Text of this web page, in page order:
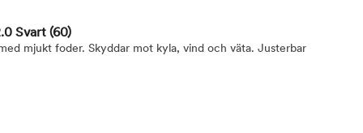
Svart (60)
mjukt foder. Skyddar mot kyla, vind och väta. Justerbar